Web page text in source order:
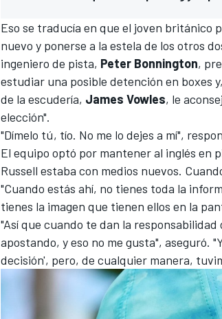
Eso se traducía en que el joven británico
nuevo y ponerse a la estela de los otros
ingeniero de pista, Peter Bonnington,
estudiar una posible detención en boxes
de la escudería, James Vowles, le
elección".
"Dímelo tú, tío. No me lo dejes a mí",
El equipo optó por mantener al inglés en
Russell estaba con medios nuevos.
"Cuando estás ahí, no tienes toda la
tienes la imagen que tienen ellos en la
"Así que cuando te dan la
apostando, y eso no me gusta", aseguró.
decisión', pero, de cualquier manera,